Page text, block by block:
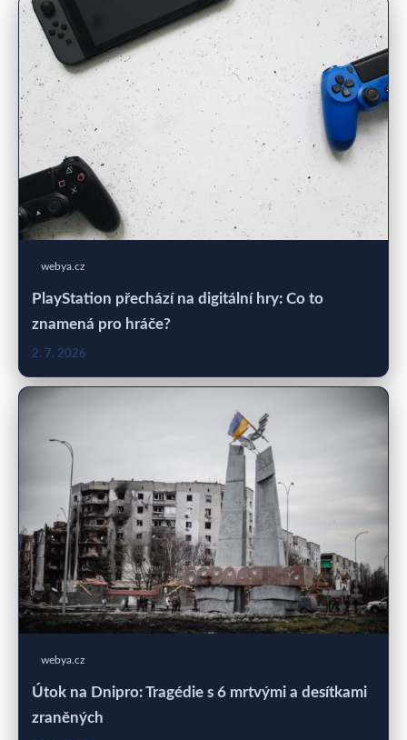
webya.cz
PlayStation přechází na digitální hry: Co to
znamená pro hráče?
2. 7. 2026
webya.cz
Útok na Dnipro: Tragédie s 6 mrtvými a desítkami
zraněných